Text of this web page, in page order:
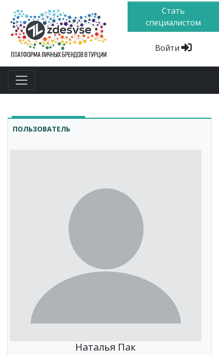
Стать
специалистом
Войти
ПОЛЬЗОВАТЕЛЬ
Наталья Пак